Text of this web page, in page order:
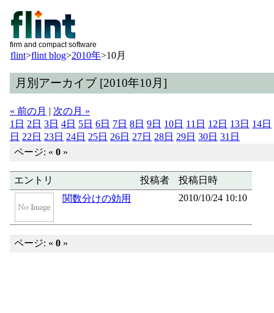
firm and compact software
flint>flint blog>2010年>10月
月別アーカイブ [2010年10月]
« 前の月 | 次の月 »
1日 2日 3日 4日 5日 6日 7日 8日 9日 10日 11日 12日 13日 14日
日 22日 23日 24日 25日 26日 27日 28日 29日 30日 31日
ページ: «0 »
エントリ 投稿者
投稿日時
関数分けの効用
2010/10/24 10:10
ページ: «0 »